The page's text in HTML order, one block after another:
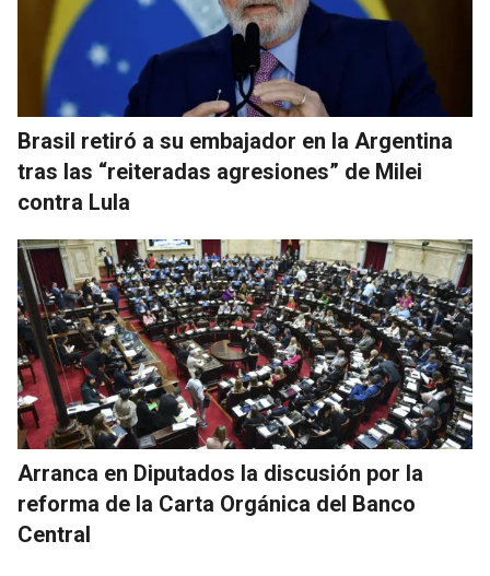
Brasil retiró a su embajador en la Argentina
tras las “reiteradas agresiones” de Milei
contra Lula
Arranca en Diputados la discusión por la
reforma de la Carta Orgánica del Banco
Central